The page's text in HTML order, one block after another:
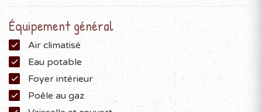
Équipement général
Air climatisé
Eau potable
Foyer intérieur
Poêle au gaz